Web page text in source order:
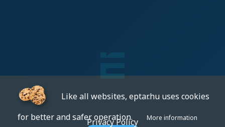
Privacy Policy
Like all websites, eptar.hu uses cookies
for better and safer operation.
More information